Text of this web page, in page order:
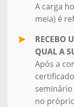
A carga
meia) é
RECEBO
QUAL A
Após a
no